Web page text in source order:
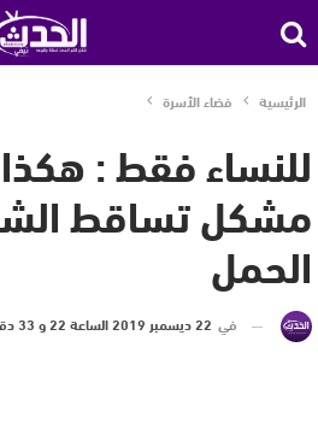
الرئيسية فضاء الأسرة
للنساء فقط :
مشكل تساقط
الحمل
في 22 ديسمبر 2019 الساعة 22 و 33 دقيقة